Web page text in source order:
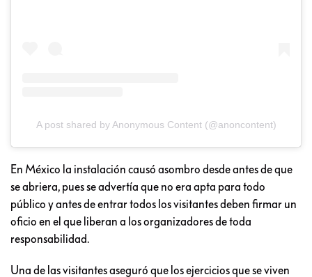
A post shared by Anonymous Content (@anoncontent)
En México la instalación causó asombro desde antes de que
se abriera, pues se advertía que no era apta para todo
público y antes de entrar todos los visitantes deben firmar un
oficio en el que liberan a los organizadores de toda
responsabilidad.
Una de las visitantes aseguró que los ejercicios que se viven